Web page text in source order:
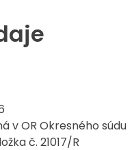
v OR Okresného súdu
č. 21017/R